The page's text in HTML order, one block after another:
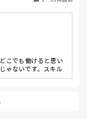
が遅かった」と考え
などを先生やスタッ
たのか少し整理でき
たら」と考えてしま
方ともお話ししてく
こでも働けると思い
ゃないです。スキル